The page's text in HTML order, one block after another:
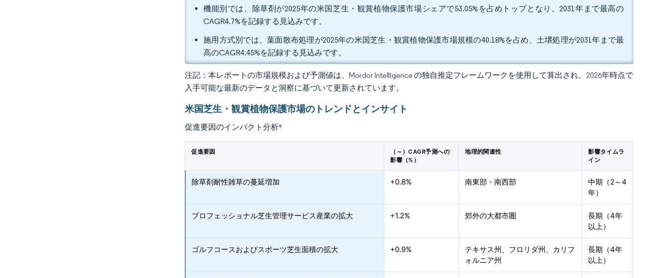
機能別では、除草剤が2025年の米国芝生・観賞植物保護市場シェアで53.05%を占めトップとなり、2031年まで最高の
CAGR4.7%を記録する見込みです。
施用方式別では、葉面散布処理が2025年の米国芝生・観賞植物保護市場規模の40.18%を占め、土壌処理が2031年まで最
高のCAGR4.45%を記録する見込みです。
注記：本レポートの市場規模および予測値は、Mordor Intelligence の独自推定フレームワークを使用して算出され、2026年時点で
入手可能な最新のデータと洞察に基づいて更新されています。
米国芝生・観賞植物保護市場のトレンドとインサイト
促進要因のインパクト分析*
促進要因
（～）CAGR予測への
影響（%）
地理的関連性
影響タイムラ
イン
除草剤耐性雑草の蔓延増加 +0.8% 南東部・南西部
中期（2～4
年）
プロフェッショナル芝生管理サービス産業の拡大 +1.2% 郊外の大都市圏
長期（4年
以上）
ゴルフコースおよびスポーツ芝生面積の拡大 +0.9%
テキサス州、フロリダ州、カリフ
ォルニア州
長期（4年
以上）